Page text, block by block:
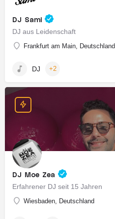
DJ Sami
DJ aus Leidenschaft
Frankfurt am Main, Deutschland
DJ +2
DJ Moe Zea
Erfahrener DJ seit 15 Jahren
Wiesbaden, Deutschland